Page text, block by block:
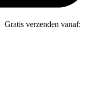
Gratis verzenden vanaf: